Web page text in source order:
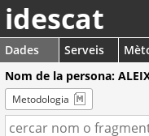
idescat
Dades Serveis
Nom de la persona:
Metodologia